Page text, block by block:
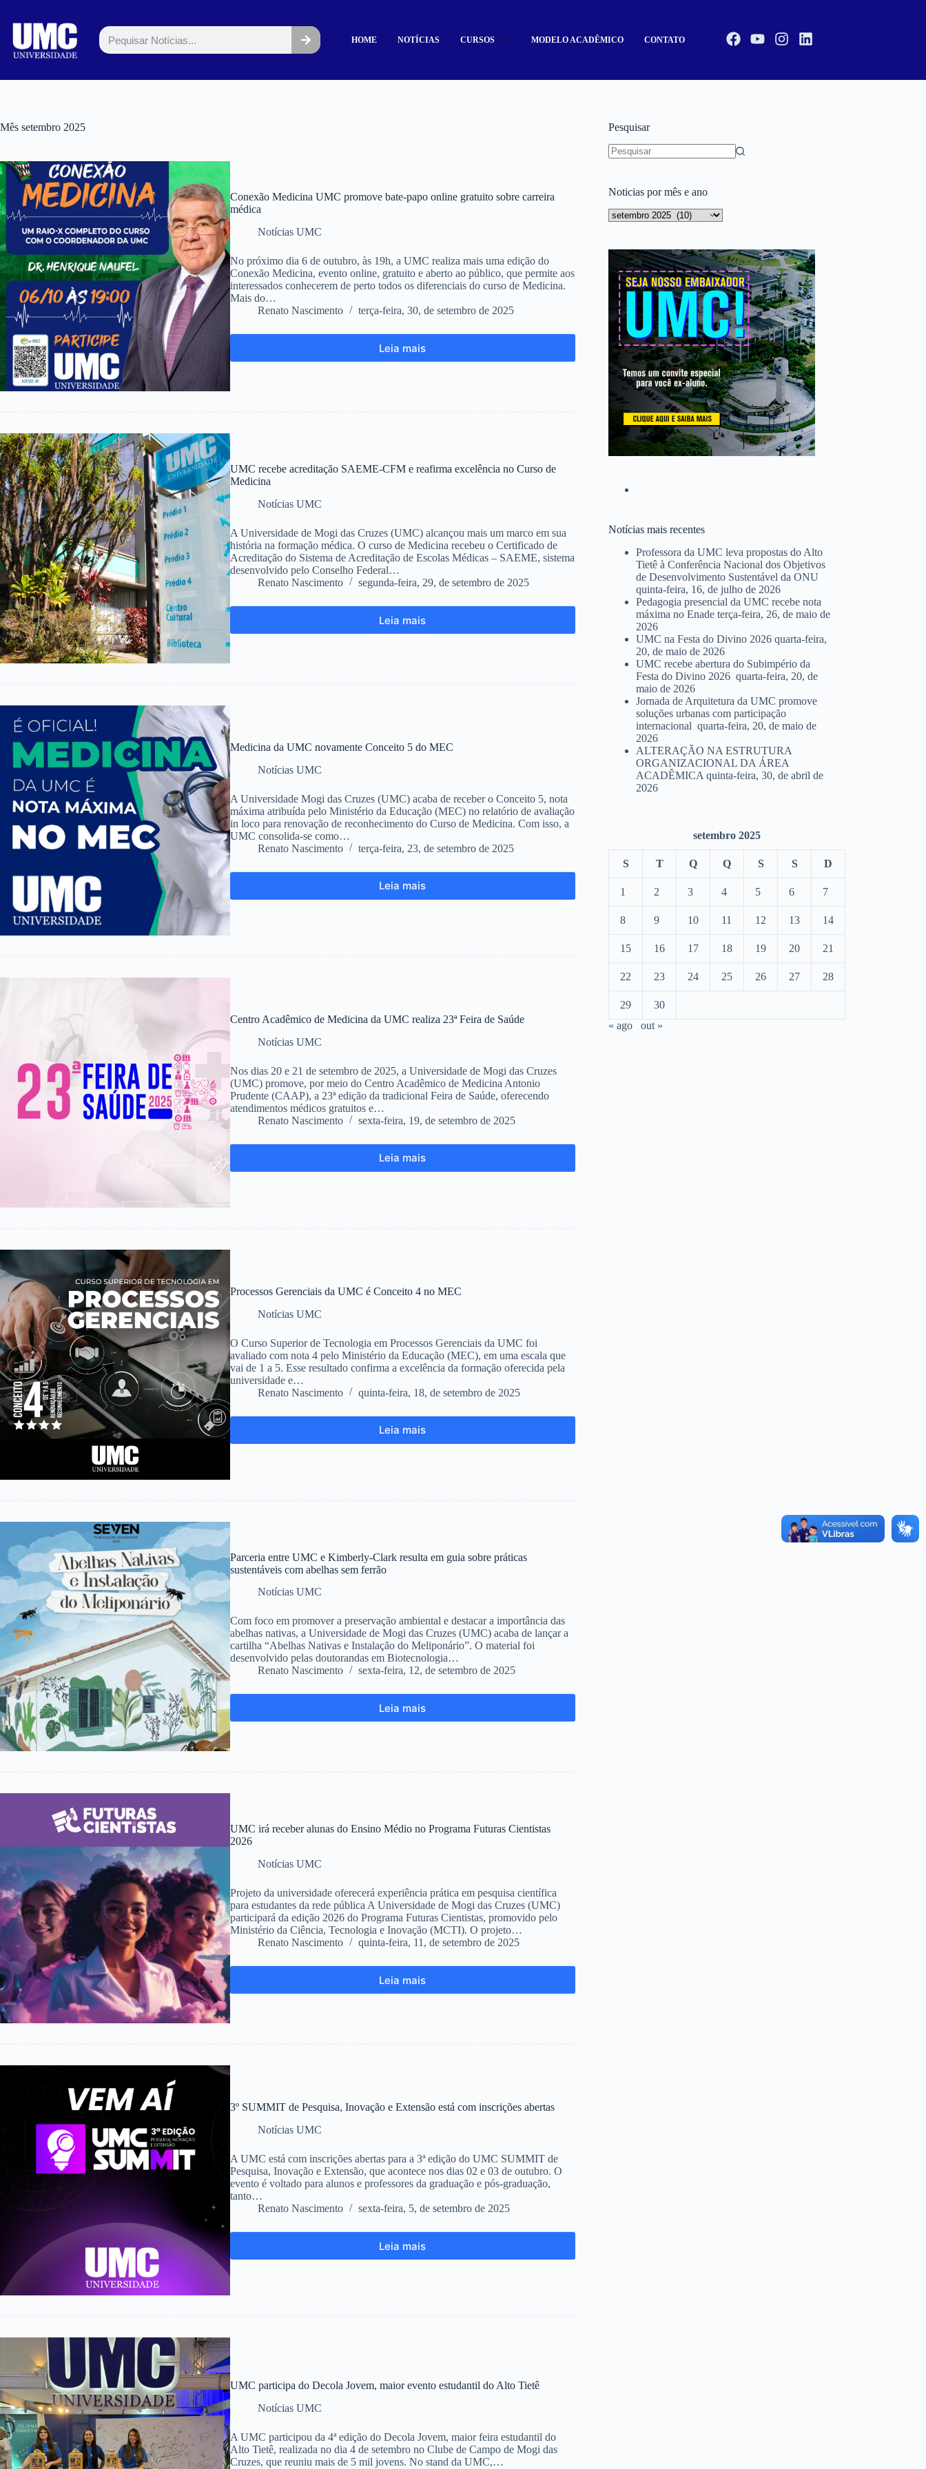
HOME NOTÍCIAS CURSOS MODELO ACADÊMICO CONTATO
Mês setembro 2025
Conexão Medicina UMC promove bate-papo online gratuito sobre carreira
médica
Notícias UMC
No próximo dia 6 de outubro, às 19h, a UMC realiza mais uma edição do
Conexão Medicina, evento online, gratuito e aberto ao público, que permite aos
interessados conhecerem de perto todos os diferenciais do curso de Medicina.
Mais do…
Renato Nascimento
terça-feira, 30, de setembro de 2025
Leia mais
UMC recebe acreditação SAEME-CFM e reafirma excelência no Curso de
Medicina
Notícias UMC
A Universidade de Mogi das Cruzes (UMC) alcançou mais um marco em sua
história na formação médica. O curso de Medicina recebeu o Certificado de
Acreditação do Sistema de Acreditação de Escolas Médicas – SAEME, sistema
desenvolvido pelo Conselho Federal…
Renato Nascimento
segunda-feira, 29, de setembro de 2025
Leia mais
Medicina da UMC novamente Conceito 5 do MEC
Notícias UMC
A Universidade Mogi das Cruzes (UMC) acaba de receber o Conceito 5, nota
máxima atribuída pelo Ministério da Educação (MEC) no relatório de avaliação
in loco para renovação de reconhecimento do Curso de Medicina. Com isso, a
UMC consolida-se como…
Renato Nascimento
terça-feira, 23, de setembro de 2025
Leia mais
Centro Acadêmico de Medicina da UMC realiza 23ª Feira de Saúde
Notícias UMC
Nos dias 20 e 21 de setembro de 2025, a Universidade de Mogi das Cruzes
(UMC) promove, por meio do Centro Acadêmico de Medicina Antonio
Prudente (CAAP), a 23ª edição da tradicional Feira de Saúde, oferecendo
atendimentos médicos gratuitos e…
Renato Nascimento
sexta-feira, 19, de setembro de 2025
Leia mais
Processos Gerenciais da UMC é Conceito 4 no MEC
Notícias UMC
O Curso Superior de Tecnologia em Processos Gerenciais da UMC foi
avaliado com nota 4 pelo Ministério da Educação (MEC), em uma escala que
vai de 1 a 5. Esse resultado confirma a excelência da formação oferecida pela
universidade e…
Renato Nascimento
quinta-feira, 18, de setembro de 2025
Leia mais
Parceria entre UMC e Kimberly-Clark resulta em guia sobre práticas
sustentáveis com abelhas sem ferrão
Notícias UMC
Com foco em promover a preservação ambiental e destacar a importância das
abelhas nativas, a Universidade de Mogi das Cruzes (UMC) acaba de lançar a
cartilha “Abelhas Nativas e Instalação do Meliponário”. O material foi
desenvolvido pelas doutorandas em Biotecnologia…
Renato Nascimento
sexta-feira, 12, de setembro de 2025
Leia mais
UMC irá receber alunas do Ensino Médio no Programa Futuras Cientistas
2026
Notícias UMC
Projeto da universidade oferecerá experiência prática em pesquisa científica
para estudantes da rede pública A Universidade de Mogi das Cruzes (UMC)
participará da edição 2026 do Programa Futuras Cientistas, promovido pelo
Ministério da Ciência, Tecnologia e Inovação (MCTI). O projeto…
Renato Nascimento
quinta-feira, 11, de setembro de 2025
Leia mais
3º SUMMIT de Pesquisa, Inovação e Extensão está com inscrições abertas
Notícias UMC
A UMC está com inscrições abertas para a 3ª edição do UMC SUMMIT de
Pesquisa, Inovação e Extensão, que acontece nos dias 02 e 03 de outubro. O
evento é voltado para alunos e professores da graduação e pós-graduação,
tanto…
Renato Nascimento
sexta-feira, 5, de setembro de 2025
Leia mais
UMC participa do Decola Jovem, maior evento estudantil do Alto Tietê
Notícias UMC
A UMC participou da 4ª edição do Decola Jovem, maior feira estudantil do
Alto Tietê, realizada no dia 4 de setembro no Clube de Campo de Mogi das
Cruzes, que reuniu mais de 5 mil jovens. No stand da UMC,…
Pesquisar
Noticias por mês e ano
Notícias mais recentes
Professora da UMC leva propostas do Alto
Tietê à Conferência Nacional dos Objetivos
de Desenvolvimento Sustentável da ONU
quinta-feira, 16, de julho de 2026
Pedagogia presencial da UMC recebe nota
máxima no Enade terça-feira, 26, de maio de
2026
UMC na Festa do Divino 2026 quarta-feira,
20, de maio de 2026
UMC recebe abertura do Subimpério da
Festa do Divino 2026 quarta-feira, 20, de
maio de 2026
Jornada de Arquitetura da UMC promove
soluções urbanas com participação
internacional quarta-feira, 20, de maio de
2026
ALTERAÇÃO NA ESTRUTURA
ORGANIZACIONAL DA ÁREA
ACADÊMICA quinta-feira, 30, de abril de
2026
setembro 2025
S T Q Q S S D
1 2 3 4 5 6 7
8 9 10 11 12 13 14
15 16 17 18 19 20 21
22 23 24 25 26 27 28
29
30
« ago
out »